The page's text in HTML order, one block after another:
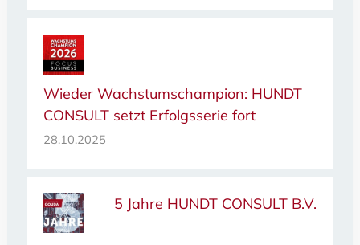
Wieder Wachstumschampion: HUNDT
CONSULT setzt Erfolgsserie fort
28.10.2025
5 Jahre HUNDT CONSULT B.V.